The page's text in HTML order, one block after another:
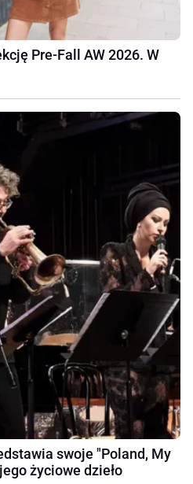
Pre-Fall AW 2026. W
swoje "Poland, My
życiowe dzieło